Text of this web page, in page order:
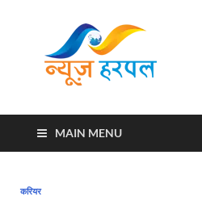
MAIN MENU
करियर